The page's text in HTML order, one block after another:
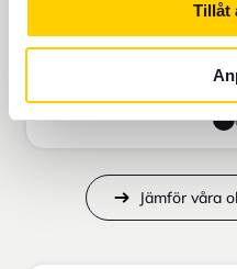
Tillåt
Jämför våra